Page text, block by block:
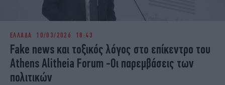
ΕΛΛΑΔΑ 10/03/2026 18:43
Fake news και τοξικός λόγος στο επίκεντρο του
Athens Alitheia Forum -Οι παρεμβάσεις των
πολιτικών